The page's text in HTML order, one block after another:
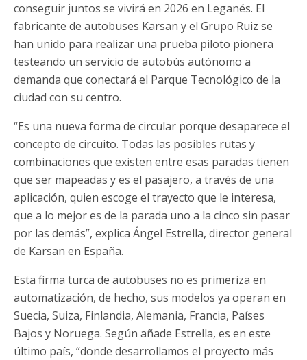
conseguir juntos se vivirá en 2026 en Leganés. El
fabricante de autobuses Karsan y el Grupo Ruiz se
han unido para realizar una prueba piloto pionera
testeando un servicio de autobús autónomo a
demanda que conectará el Parque Tecnológico de la
ciudad con su centro.
“Es una nueva forma de circular porque desaparece el
concepto de circuito. Todas las posibles rutas y
combinaciones que existen entre esas paradas tienen
que ser mapeadas y es el pasajero, a través de una
aplicación, quien escoge el trayecto que le interesa,
que a lo mejor es de la parada uno a la cinco sin pasar
por las demás”, explica Ángel Estrella, director general
de Karsan en España.
Esta firma turca de autobuses no es primeriza en
automatización, de hecho, sus modelos ya operan en
Suecia, Suiza, Finlandia, Alemania, Francia, Países
Bajos y Noruega. Según añade Estrella, es en este
último país, “donde desarrollamos el proyecto más